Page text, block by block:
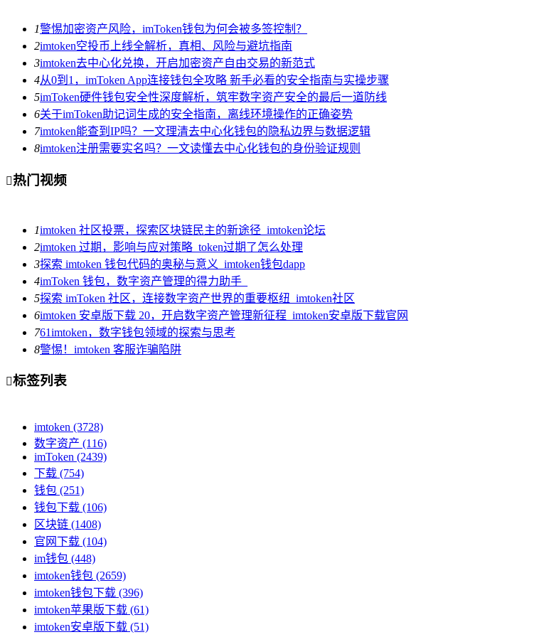
1警惕加密资产风险，imToken钱包为何会被多签控制？
2imtoken空投币上线全解析，真相、风险与避坑指南
3imtoken去中心化兑换，开启加密资产自由交易的新范式
4从0到1，imToken App连接钱包全攻略 新手必看的安全指南与实操步骤
5imToken硬件钱包安全性深度解析，筑牢数字资产安全的最后一道防线
6关于imToken助记词生成的安全指南，离线环境操作的正确姿势
7imtoken能查到IP吗？一文理清去中心化钱包的隐私边界与数据逻辑
8imtoken注册需要实名吗？一文读懂去中心化钱包的身份验证规则
热门视频
1imtoken 社区投票，探索区块链民主的新途径_imtoken论坛
2imtoken 过期，影响与应对策略_token过期了怎么处理
3探索 imtoken 钱包代码的奥秘与意义_imtoken钱包dapp
4imToken 钱包，数字资产管理的得力助手_
5探索 imToken 社区，连接数字资产世界的重要枢纽_imtoken社区
6imtoken 安卓版下载 20，开启数字资产管理新征程_imtoken安卓版下载官网
761imtoken，数字钱包领域的探索与思考
8警惕！imtoken 客服诈骗陷阱
标签列表
imtoken (3728)
数字资产 (116)
imToken (2439)
下载 (754)
钱包 (251)
钱包下载 (106)
区块链 (1408)
官网下载 (104)
im钱包 (448)
imtoken钱包 (2659)
imtoken钱包下载 (396)
imtoken苹果版下载 (61)
imtoken安卓版下载 (51)